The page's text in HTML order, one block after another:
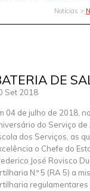
Notícias >
DE
Set 2018
04 de julho de 2018,
do Serviço
dos Serviços, as
o Chefe do
José Rovisco
N.º 5 (RA 5) a
regulamentares